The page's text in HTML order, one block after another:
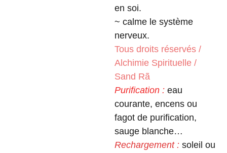
en soi.
~ calme le système
nerveux.
Tous droits réservés /
Alchimie Spirituelle /
Sand Rã
Purification : eau
courante, encens ou
fagot de purification,
sauge blanche…
Rechargement : soleil ou